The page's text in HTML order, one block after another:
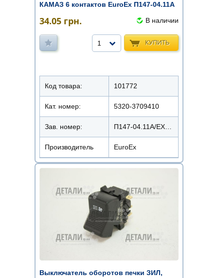
КАМАЗ 6 контактов EuroEx П147-04.11А
34.05 грн. В наличии
КУПИТЬ
1
Код товара: 101772
Кат. номер: 5320-3709410
Зав. номер: П147-04.11А/EX-0411A
Производитель EuroEx
Выключатель оборотов печки ЗИЛ,